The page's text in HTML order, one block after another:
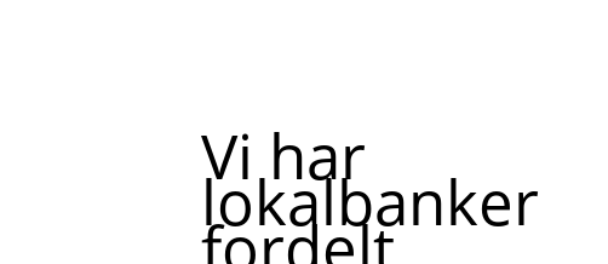
Vi har
lokalbanker
fordelt